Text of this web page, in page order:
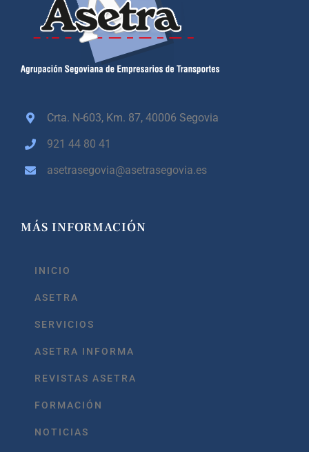
Crta. N-603, Km. 87,40006 Segovia
921 44 80 41
asetrasegovia@asetrasegovia.es
MÁS INFORMACIÓN
INICIO
ASETRA
SERVICIOS
ASETRA INFORMA
REVISTAS ASETRA
FORMACIÓN
NOTICIAS